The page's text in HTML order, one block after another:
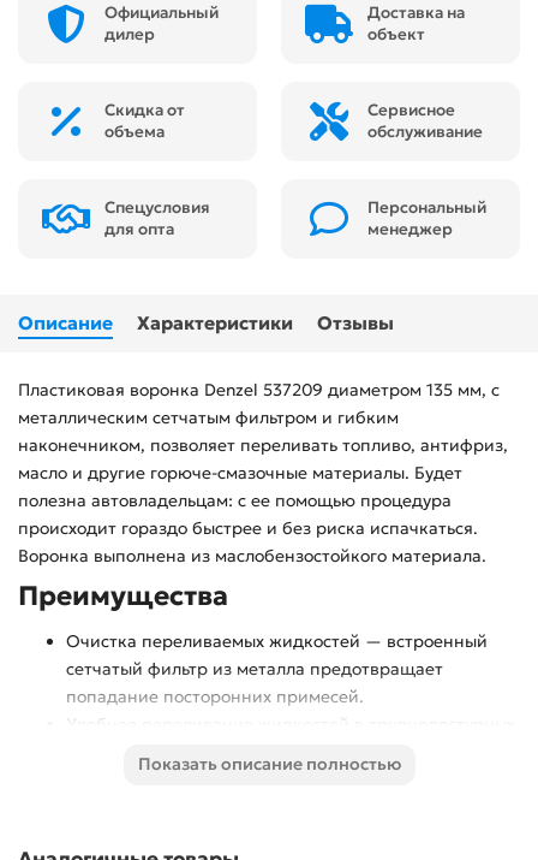
Официальный
дилер
Доставка на
объект
Скидка от
объема
Сервисное
обслуживание
Спецусловия
для опта
Персональный
менеджер
Описание Характеристики Отзывы
Пластиковая воронка Denzel 537209 диаметром 135 мм, с
металлическим сетчатым фильтром и гибким
наконечником, позволяет переливать топливо, антифриз,
масло и другие горюче-смазочные материалы. Будет
полезна автовладельцам: с ее помощью процедура
происходит гораздо быстрее и без риска испачкаться.
Воронка выполнена из маслобензостойкого материала.
Преимущества
Очистка переливаемых жидкостей — встроенный
сетчатый фильтр из металла предотвращает
попадание посторонних примесей.
Удобное переливание жидкостей в труднодоступных
Показать описание полностью